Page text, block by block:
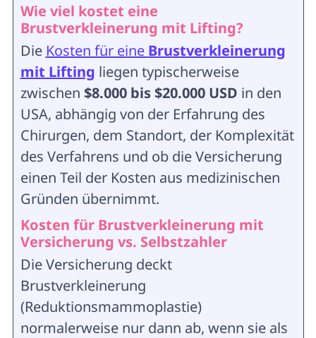
Wie viel kostet eine
Brustverkleinerung mit Lifting?
Die Kosten für eine Brustverkleinerung
mit Lifting liegen typischerweise
zwischen $8.000 bis $20.000 USD in den
USA, abhängig von der Erfahrung des
Chirurgen, dem Standort, der Komplexität
des Verfahrens und ob die Versicherung
einen Teil der Kosten aus medizinischen
Gründen übernimmt.
Kosten für Brustverkleinerung mit
Versicherung vs. Selbstzahler
Die Versicherung deckt
Brustverkleinerung
(Reduktionsmammoplastie)
normalerweise nur dann ab, wenn sie als